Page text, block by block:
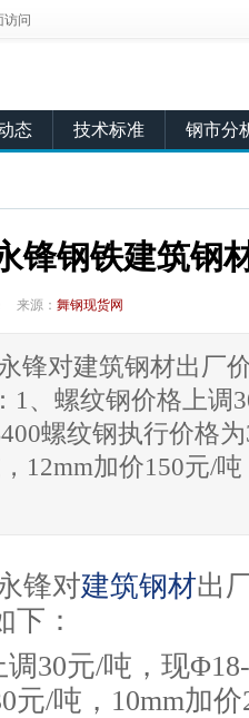
访问
态 技术标准 钢市分
锋钢铁建筑钢
来源： 舞钢现货网
锋对建筑钢材出厂
1、螺纹钢价格上调
螺纹钢执行价格
12mm加价150元/
锋对建筑钢材出
下：
30元/吨，现
元/吨，10mm加价